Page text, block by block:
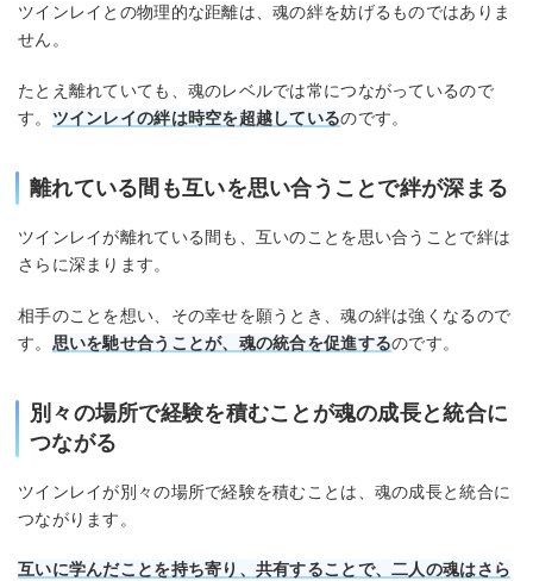
ツインレイとの物理的な距離は、魂の絆を妨げるものではありま
せん。
たとえ離れていても、魂のレベルでは常につながっているので
す。 ツインレイの絆は時空を超越しているのです。
離れている間も互いを思い合うことで絆が深まる
ツインレイが離れている間も、互いのことを思い合うことで絆は
さらに深まります。
相手のことを想い、その幸せを願うとき、魂の絆は強くなるので
す。 思いを馳せ合うことが、魂の統合を促進するのです。
別々の場所で経験を積むことが魂の成長と統合に
つながる
ツインレイが別々の場所で経験を積むことは、魂の成長と統合に
つながります。
互いに学んだことを持ち寄り、共有することで、二人の魂はさら